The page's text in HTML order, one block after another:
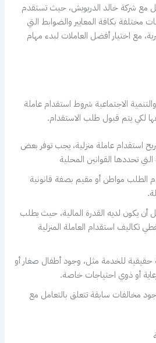
مع شركة خالد الدريويش، حيث تستقدم
مختلفة بكافة المعايير والضوابط التي
مع اختيار أفضل العاملات لبدء مهام
الاجتماعية شروط استقدام عاملة
لكي يتم قبول طلب الاستقدام.
استقدام عاملة منزلية، يجب توفر بعض
تحددها القوانين المحلية
الطلب مواطن أو مقيم بصفة قانونية
يكون لديه القدرة المالية، حيث يطلب
تكاليف استقدام العاملة المنزلية
للخدمة مثل، وجود أطفال صغار أو
أو ذوي احتياجات خاصة.
مخالفات سابقة تتعلق بالتعامل مع